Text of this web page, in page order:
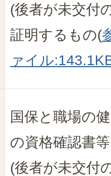
(後者が未交付
証明するもの(
ァイル
国保と職場の
の資格確認書等
(後者が未交付